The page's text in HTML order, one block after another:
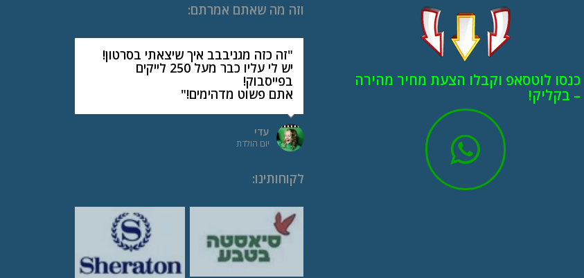
כנסו לוטסאפ וקבלו הצעת מחיר מהירה
– בקליק!
וזה מה שאתם אמרתם:
"זה כזה מגניבבב איך שיצאתי בסרטון!
יש לי עליו כבר מעל 250 לייקים
בפייסבוק!
אתם פשוט מדהימים!"
עדי
יום הולדת
לקוחותינו: